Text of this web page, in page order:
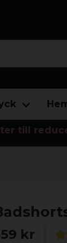
till
kr